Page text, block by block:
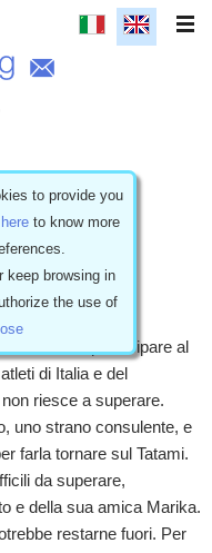
e vorrebbe partecipare al
di Italia e del
riesce a superare.
uno strano consulente, e
farla tornare sul Tatami.
da superare,
e della sua amica Marika.
restarne fuori. Per
to provide you
to know more
keep browsing in
the use of